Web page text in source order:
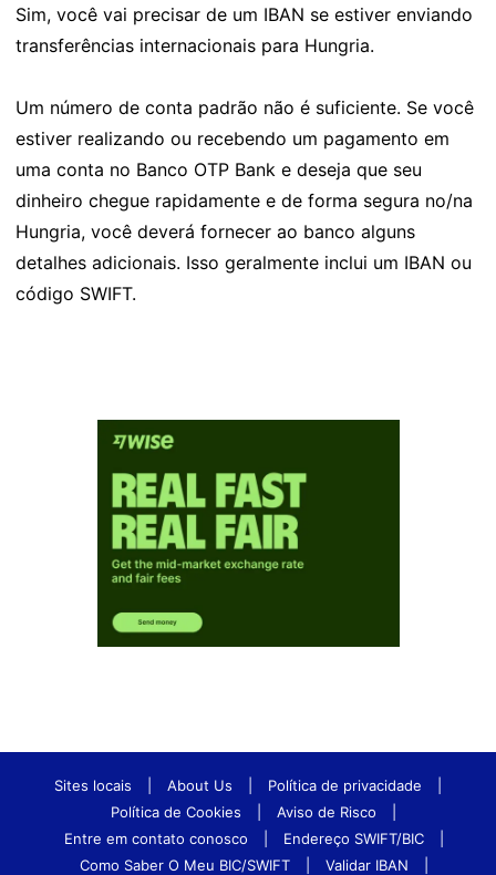
Sim, você vai precisar de um IBAN se estiver enviando
transferências internacionais para Hungria.
Um número de conta padrão não é suficiente. Se você
estiver realizando ou recebendo um pagamento em
uma conta no Banco OTP Bank e deseja que seu
dinheiro chegue rapidamente e de forma segura no/na
Hungria, você deverá fornecer ao banco alguns
detalhes adicionais. Isso geralmente inclui um IBAN ou
código SWIFT.
Sites locais About Us Política de privacidade
Política de Cookies
Aviso de Risco
Entre em contato conosco
Endereço SWIFT/BIC
Como Saber O Meu BIC/SWIFT
Validar IBAN